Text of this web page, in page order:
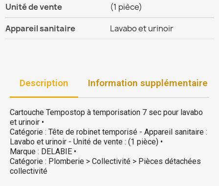
Unité de vente
(1 pièce)
Appareil sanitaire
Lavabo et urinoir
Description Information supplémentaire
Cartouche Tempostop à temporisation 7 sec pour lavabo
et urinoir •
Catégorie : Tête de robinet temporisé - Appareil sanitaire :
Lavabo et urinoir - Unité de vente : (1 pièce) •
Marque : DELABIE •
Catégorie : Plomberie > Collectivité > Pièces détachées
collectivité